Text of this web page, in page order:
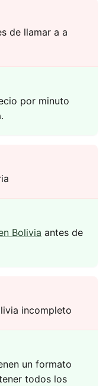
de llamar a a
por minuto
Bolivia antes de
incompleto
un formato
todos los